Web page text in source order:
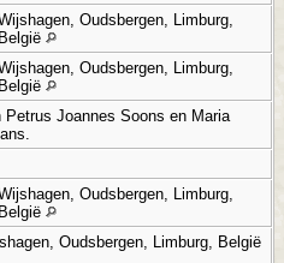
Oudsbergen, Limburg,
België
Oudsbergen, Limburg,
België
Petrus Joannes Soons en Maria
Oudsbergen, Limburg,
België
Oudsbergen, Limburg, België